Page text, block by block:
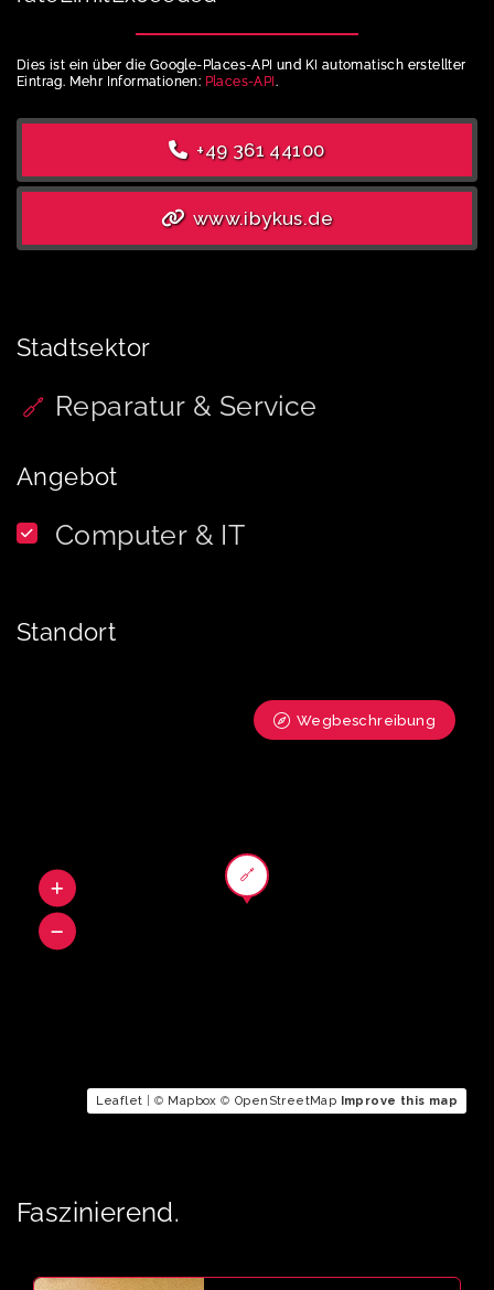
Dies ist ein über die Google-Places-API und KI automatisch erstellter
Eintrag. Mehr Informationen: Places-API .
+49 361 44100
www.ibykus.de
Stadtsektor
Reparatur & Service
Angebot
Computer & IT
Standort
Leaflet | © Mapbox © OpenStreetMap Improve this map
Wegbeschreibung
Faszinierend.